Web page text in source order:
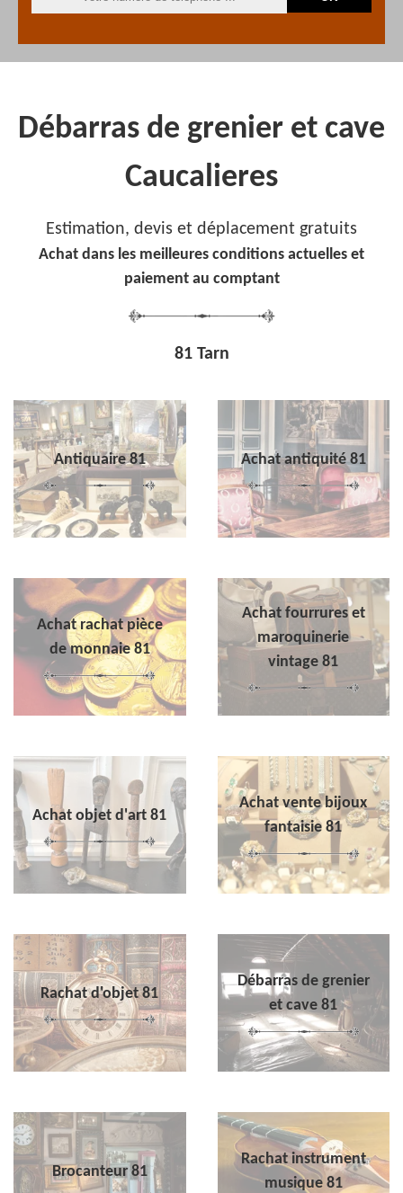
Débarras de grenier et cave
Caucalieres
Estimation, devis et déplacement gratuits
Achat dans les meilleures conditions actuelles et
paiement au comptant
81 Tarn
Antiquaire 81 Achat antiquité 81
Achat rachat pièce
de monnaie 81
Achat fourrures et
maroquinerie
vintage 81
Achat objet d'art 81
Achat vente bijoux
fantaisie 81
Rachat d'objet 81
Débarras de grenier
et cave 81
Brocanteur 81
Rachat instrument
musique 81